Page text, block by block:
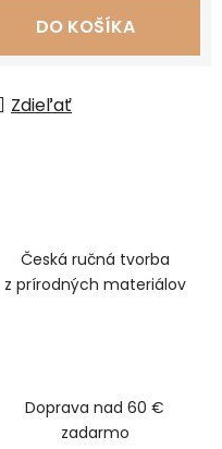
DO KOŠÍKA
Zdieľať
Česká ručná tvorba
z prírodných materiálov
Doprava nad 60 €
zadarmo